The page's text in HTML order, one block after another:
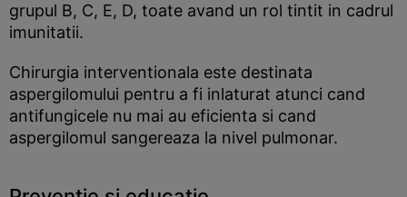
grupul B, C, E, D, toate avand un rol tintit in cadrul
imunitatii.
Chirurgia interventionala este destinata
aspergilomului pentru a fi inlaturat atunci cand
antifungicele nu mai au eficienta si cand
aspergilomul sangereaza la nivel pulmonar.